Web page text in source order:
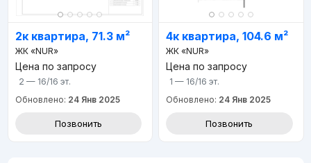
2к квартира, 71.3 м²
ЖК «NUR»
Цена по запросу
2 — 16/16 эт.
Обновлено: 24 Янв 2025
Позвонить
4к квартира, 104.6 м²
ЖК «NUR»
Цена по запросу
1 — 16/16 эт.
Обновлено: 24 Янв 2025
Позвонить